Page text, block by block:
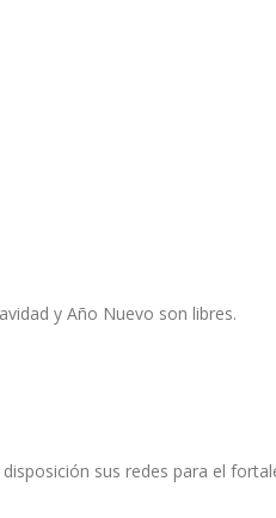
y Año Nuevo son libres.
sus redes para el